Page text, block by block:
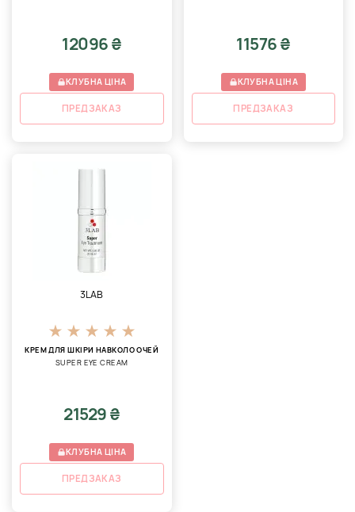
12096 ₴
КЛУБНА ЦІНА
ПРЕДЗАКАЗ
11576 ₴
КЛУБНА ЦІНА
ПРЕДЗАКАЗ
3LAB
КРЕМ ДЛЯ ШКІРИ НАВКОЛО ОЧЕЙ
SUPER EYE CREAM
21529 ₴
КЛУБНА ЦІНА
ПРЕДЗАКАЗ